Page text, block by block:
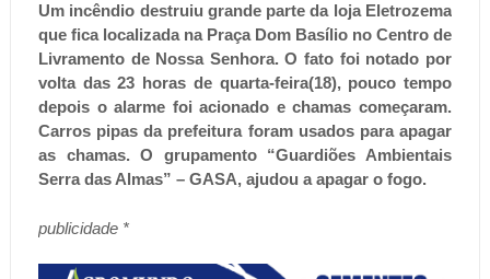
Um incêndio destruiu grande parte da loja Eletrozema
que fica localizada na Praça Dom Basílio no Centro de
Livramento de Nossa Senhora. O fato foi notado por
volta das 23 horas de quarta-feira(18), pouco tempo
depois o alarme foi acionado e chamas começaram.
Carros pipas da prefeitura foram usados para apagar
as chamas. O grupamento “Guardiões Ambientais
Serra das Almas” – GASA, ajudou a apagar o fogo.
publicidade *